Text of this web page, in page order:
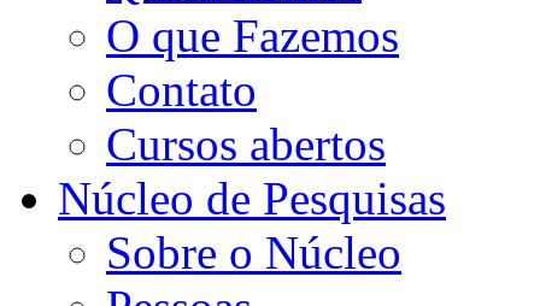
O que Fazemos
Contato
Cursos abertos
Núcleo de Pesquisas
Sobre o Núcleo